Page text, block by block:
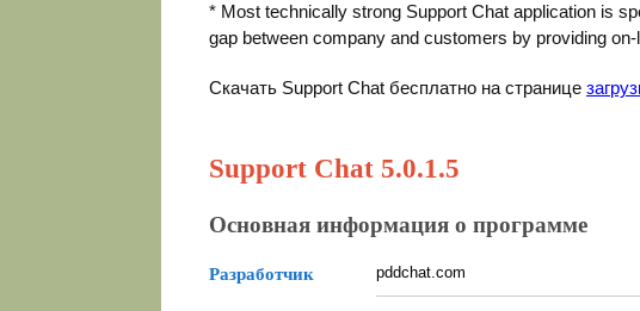
* Most technically strong Support Chat application is
gap between company and customers by providing
Скачать Support Chat бесплатно на странице
Support Chat 5.0.1.5
Основная информация о программе
Разработчик pddchat.com